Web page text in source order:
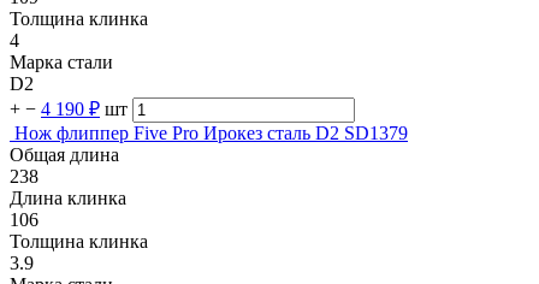
Толщина клинка
4
Марка стали
D2
+ − 4 190 ₽ шт
Нож флиппер Five Pro Ирокез сталь D2 SD1379
Общая длина
238
Длина клинка
106
Толщина клинка
3.9